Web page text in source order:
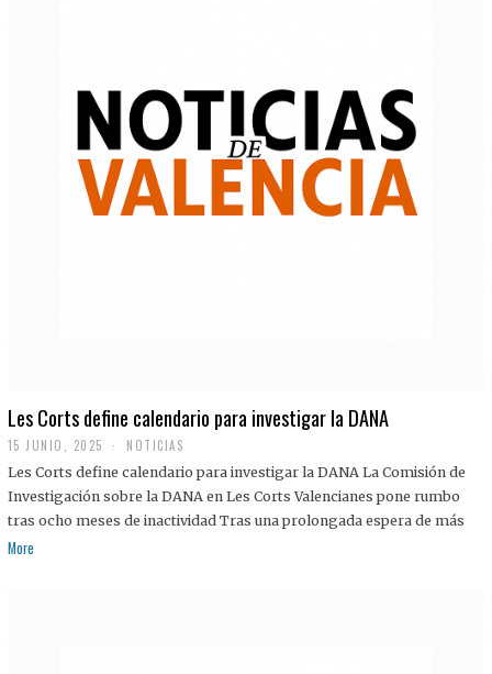
Les Corts define calendario para investigar la DANA
15 JUNIO, 2025 NOTICIAS
Les Corts define calendario para investigar la DANA La Comisión de
Investigación sobre la DANA en Les Corts Valencianes pone rumbo
tras ocho meses de inactividad Tras una prolongada espera de más
More